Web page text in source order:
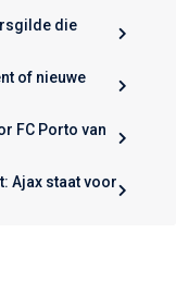
die
of nieuwe
FC Porto van
Ajax staat voor